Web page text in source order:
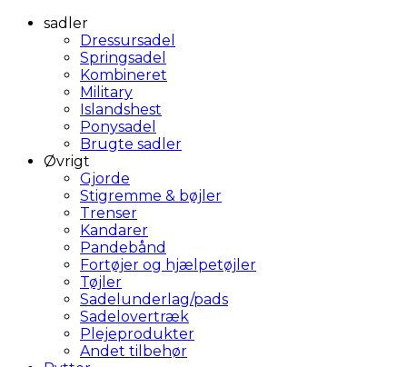
sadler
Dressursadel
Springsadel
Kombineret
Military
Islandshest
Ponysadel
Brugte sadler
Øvrigt
Gjorde
Stigremme & bøjler
Trenser
Kandarer
Pandebånd
Fortøjer og hjælpetøjler
Tøjler
Sadelunderlag/pads
Sadelovertræk
Plejeprodukter
Andet tilbehør